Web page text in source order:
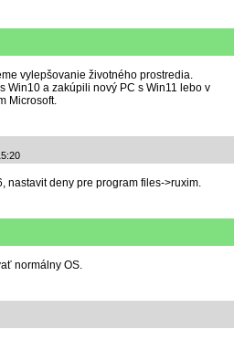
vylepšovanie životného prostredia.
Win10 a zakúpili nový PC s Win11 lebo v
Microsoft.
nastavit deny pre program files->ruxim.
normálny OS.